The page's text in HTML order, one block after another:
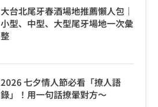
大台北尾牙春酒場地推薦懶人包｜
小型、中型、大型尾牙場地一次彙
整
2026 七夕情人節必看「撩人語
錄」！用一句話撩暈對方～